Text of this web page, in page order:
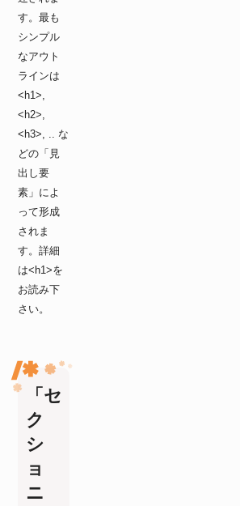
す。最も
シンプル
なアウト
ラインは
<h1>,
<h2>,
<h3>, .. な
どの「見
出し要
素」によ
って形成
されま
す。詳細
は<h1>を
お読み下
さい。
「セ
ク
シ
ョ
ニ